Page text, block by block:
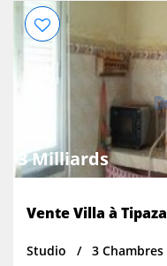
3 Milliards
Vente Villa à Tipaza
Studio
3 Chambres